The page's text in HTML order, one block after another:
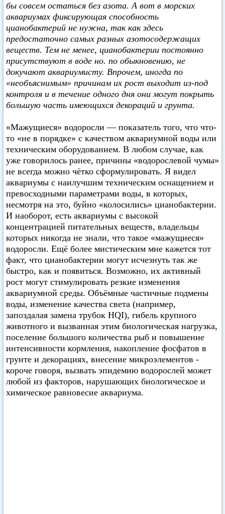
бы совсем остаться без азота. А вот в морских
аквариумах фиксирующая способность
цианобактерий не нужна, так как здесь
предостаточно самых разных азотосодержащих
веществ. Тем не менее, цианобактерии постоянно
присутствуют в воде но. по обыкновению, не
докучают аквариумисту. Впрочем, иногда по
«необъяснимым» причинам их рост выходит из-под
контроля и в течение одного дня они могут покрыть
большую часть имеющихся декораций и грунта.
«Мажущиеся» водоросли — показатель того, что что-
то «не в порядке» с качеством аквариумной воды или
техническим оборудованием. В любом случае, как
уже говорилось ранее, причины «водорослевой чумы»
не всегда можно чётко сформулировать. Я видел
аквариумы с наилучшим техническим оснащением и
превосходными параметрами воды, в которых,
несмотря на это, буйно «колосились» цианобактерии.
И наоборот, есть аквариумы с высокой
концентрацией питательных веществ, владельцы
которых никогда не знали, что такое «мажущиеся»
водоросли. Ещё более мистическим мне кажется тот
факт, что цианобактерии могут исчезнуть так же
быстро, как и появиться. Возможно, их активный
рост могут стимулировать резкие изменения
аквариумной среды. Объёмные частичные подмены
воды, изменение качества света (например,
запоздалая замена трубок HQI), гибель крупного
животного и вызванная этим биологическая нагрузка,
поселение большого количества рыб и повышение
интенсивности кормления, накопление фосфатов в
грунте и декорациях, внесение микроэлементов -
короче говоря, вызвать эпидемию водорослей может
любой из факторов, нарушающих биологическое и
химическое равновесие аквариума.